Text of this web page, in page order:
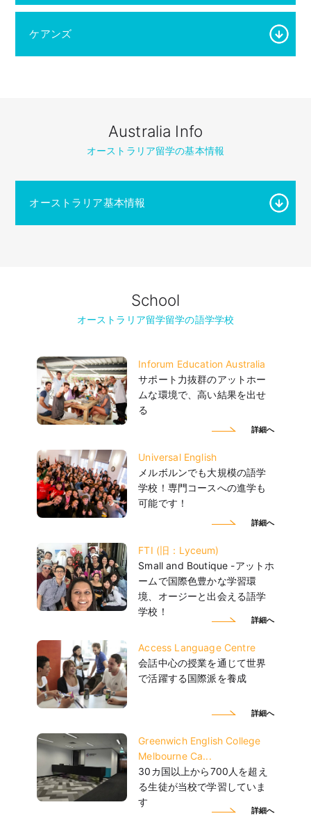
ケアンズ
Australia Info
オーストラリア留学の基本情報
オーストラリア基本情報
School
オーストラリア留学留学の語学学校
Inforum Education Australia
サポート力抜群のアットホー
ムな環境で、高い結果を出せ
る
詳細へ
Universal English
メルボルンでも大規模の語学
学校！専門コースへの進学も
可能です！
詳細へ
FTI (旧：Lyceum)
Small and Boutique -アットホ
ームで国際色豊かな学習環
境、オージーと出会える語学
学校！
詳細へ
Access Language Centre
会話中心の授業を通じて世界
で活躍する国際派を養成
詳細へ
Greenwich English College
Melbourne Ca...
30カ国以上から700人を超え
る生徒が当校で学習していま
す
詳細へ